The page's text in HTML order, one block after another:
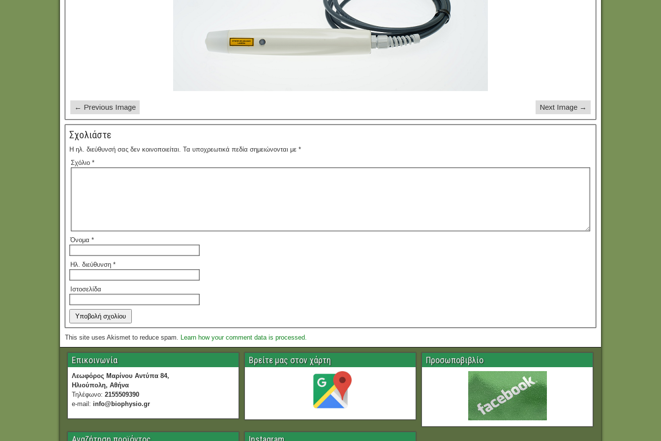
← Previous Image Next Image →
Σχολιάστε
Η ηλ. διεύθυνσή σας δεν κοινοποιείται. Τα υποχρεωτικά πεδία σημειώνονται με *
Σχόλιο *
Όνομα *
Ηλ. διεύθυνση *
Ιστοσελίδα
This site uses Akismet to reduce spam. Learn how your comment data is processed.
Επικοινωνία
Λεωφόρος Μαρίνου Αντύπα 84,
Ηλιούπολη, Αθήνα
Τηλέφωνο:2155509390
e-mail: info@biophysio.gr
Βρείτε μας στον χάρτη Προσωποβιβλίο